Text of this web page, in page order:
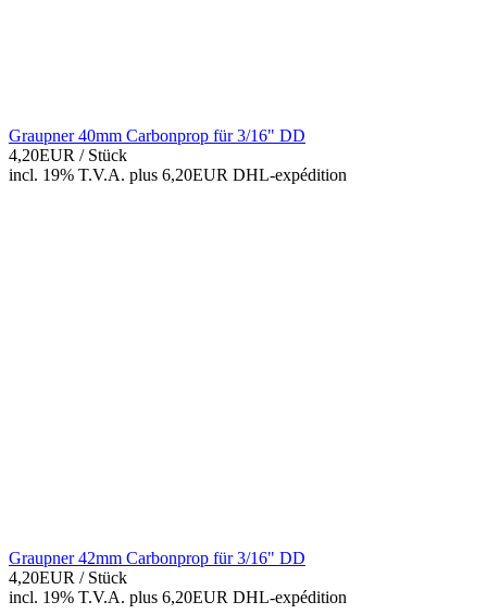
Graupner 40mm Carbonprop für 3/16" DD
4,20EUR / Stück
incl. 19% T.V.A. plus 6,20EUR DHL-expédition
Graupner 42mm Carbonprop für 3/16" DD
4,20EUR / Stück
incl. 19% T.V.A. plus 6,20EUR DHL-expédition